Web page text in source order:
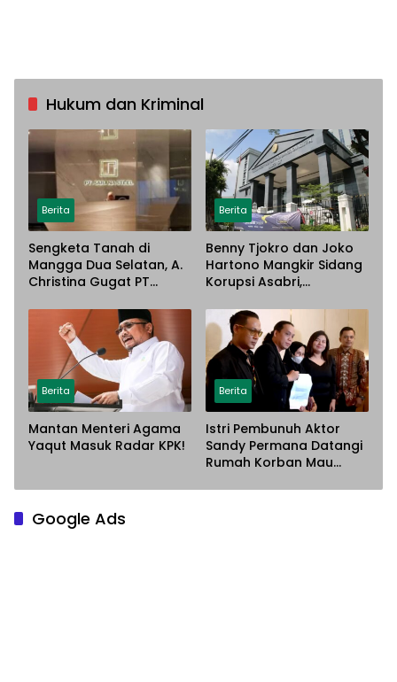
Hukum dan Kriminal
Berita
Sengketa Tanah di
Mangga Dua Selatan, A.
Christina Gugat PT
Dugaan Penyerobotan
Lahan
Berita
Benny Tjokro dan Joko
Hartono Mangkir Sidang
Korupsi Asabri,
Paksa
Berita
Mantan Menteri Agama
Yaqut Masuk Radar KPK!
Berita
Istri Pembunuh Aktor
Sandy Permana Datangi
Rumah Korban Mau
Google Ads